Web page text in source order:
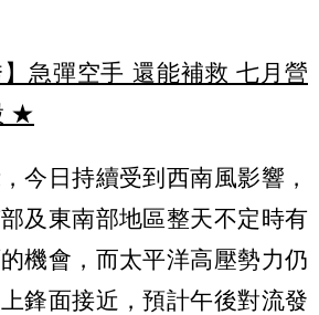
急彈空手 還能補救 七月營
★
今日持續受到西南風影響，
及東南部地區整天不定時有
機會，而太平洋高壓勢力仍
鋒面接近，預計午後對流發